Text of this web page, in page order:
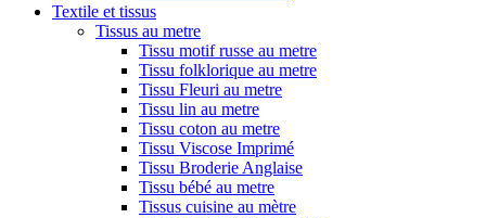
Textile et tissus
Tissus au metre
Tissu motif russe au metre
Tissu folklorique au metre
Tissu Fleuri au metre
Tissu lin au metre
Tissu coton au metre
Tissu Viscose Imprimé
Tissu Broderie Anglaise
Tissu bébé au metre
Tissus cuisine au mètre